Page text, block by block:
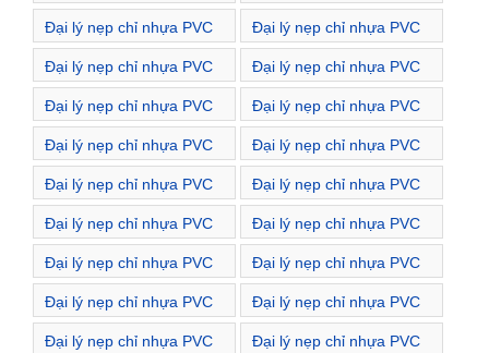
Đường Lê Văn Hưu
Đường Lê Đại Hành
Đại lý nẹp chỉ nhựa PVC
Đường Lò Đúc
Đại lý nẹp chỉ nhựa PVC
Đường Lạc Nghiệp
Đại lý nẹp chỉ nhựa PVC
Đường Lạc Trung
Đại lý nẹp chỉ nhựa PVC
Đường Lương Yên
Đại lý nẹp chỉ nhựa PVC
Đường Mai Hắc Đế
Đại lý nẹp chỉ nhựa PVC
Đường Mạc Thị Bưởi
Đại lý nẹp chỉ nhựa PVC
Đường Minh Khai
Đại lý nẹp chỉ nhựa PVC
Đường Ngô Thì Nhậm
Đại lý nẹp chỉ nhựa PVC
Đường Nguyễn An Ninh
Đại lý nẹp chỉ nhựa PVC
Đường Nguyễn Bỉnh
Khiêm
Đại lý nẹp chỉ nhựa PVC
Đường Nguyễn Cao
Đại lý nẹp chỉ nhựa PVC
Đường Nguyễn Công Trứ
Đại lý nẹp chỉ nhựa PVC
Đường Nguyễn Du
Đại lý nẹp chỉ nhựa PVC
Đường Nguyễn Hiền
Đại lý nẹp chỉ nhựa PVC
Đường Nguyễn Huy Tự
Đại lý nẹp chỉ nhựa PVC
Đường Nguyễn Khoái
Đại lý nẹp chỉ nhựa PVC
Đại lý nẹp chỉ nhựa PVC